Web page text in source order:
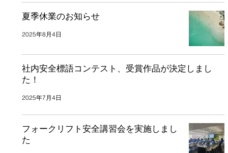
夏季休業のお知らせ
2025年8月4日
社内安全標語コンテスト、受賞作品が決定しまし
た！
2025年7月4日
フォークリフト安全講習会を実施しまし
た